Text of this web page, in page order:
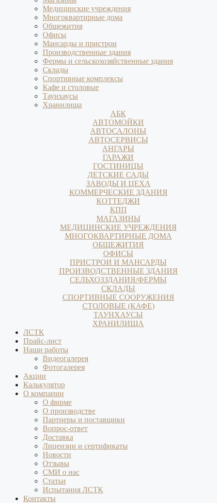
Медицинские учреждения
Многоквартирные дома
Общежития
Офисы
Мансарды и пристрои
Производственные здания
Фермы и сельскохозяйственные здания
Склады
Спортивные комплексы
Кафе и столовые
Таунхаусы
Хранилища
АБК
АВТОМОЙКИ
АВТОСАЛОНЫ
АВТОСЕРВИСЫ
АНГАРЫ
ГАРАЖИ
ГОСТИНИЦЫ
ДЕТСКИЕ САДЫ
ЗАВОДЫ И ЦЕХА
КОММЕРЧЕСКИЕ ЗДАНИЯ
КОТТЕДЖИ
КПП
МАГАЗИНЫ
МЕДИЦИНСКИЕ УЧРЕЖДЕНИЯ
МНОГОКВАРТИРНЫЕ ДОМА
ОБЩЕЖИТИЯ
ОФИСЫ
ПРИСТРОИ И МАНСАРДЫ
ПРОИЗВОДСТВЕННЫЕ ЗДАНИЯ
СЕЛЬХОЗЗДАНИЯ/ФЕРМЫ
СКЛАДЫ
СПОРТИВНЫЕ СООРУЖЕНИЯ
СТОЛОВЫЕ (КАФЕ)
ТАУНХАУСЫ
ХРАНИЛИЩА
ЛСТК
Прайс-лист
Наши работы
Видеогалерея
Фотогалерея
Акции
Калькулятор
О компании
О фирме
О производстве
Партнеры и поставщики
Вопрос-ответ
Доставка
Лицензии и сертификаты
Новости
Отзывы
СМИ о нас
Статьи
Испытания ЛСТК
Контакты